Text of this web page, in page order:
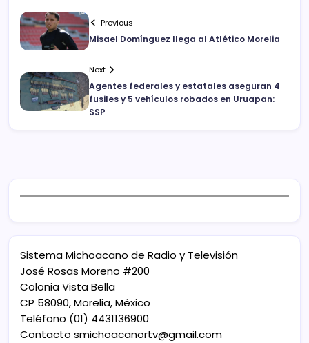
Previous
Misael Domínguez llega al Atlético Morelia
Next
Agentes federales y estatales aseguran 4
fusiles y 5 vehículos robados en Uruapan:
SSP
Sistema Michoacano de Radio y Televisión
José Rosas Moreno #200
Colonia Vista Bella
CP 58090, Morelia, México
Teléfono (01) 4431136900
Contacto smichoacanortv@gmail.com